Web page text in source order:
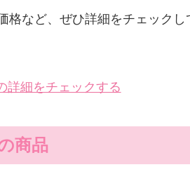
格など、ぜひ詳細をチェックし
詳細をチェックする
商品